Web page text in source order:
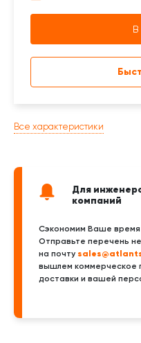
Все характеристики
Для
компаний
Сэкономим Ваше
Отправьте перечень
на почту
вышлем коммерческое
доставки и вашей
В